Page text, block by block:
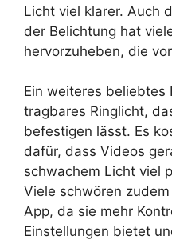
Licht viel klarer. Auch
der Belichtung hat
hervorzuheben, die
Ein weiteres beliebtes
tragbares Ringlicht,
befestigen lässt. Es
dafür, dass Videos
schwachem Licht viel
Viele schwören
App, da sie mehr
Einstellungen bietet